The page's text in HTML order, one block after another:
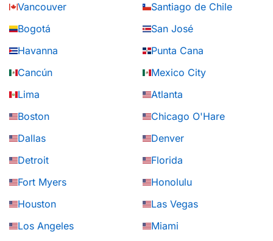
Vancouver
Santiago de Chile
Bogotá
San José
Havanna
Punta Cana
Cancún
Mexico City
Lima
Atlanta
Boston
Chicago O'Hare
Dallas
Denver
Detroit
Florida
Fort Myers
Honolulu
Houston
Las Vegas
Los Angeles
Miami